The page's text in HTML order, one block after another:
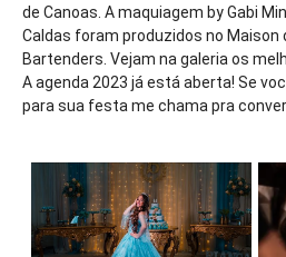
de Canoas. A maquiagem by Gabi
Caldas foram produzidos no Maison
Bartenders. Vejam na galeria os
A agenda 2023 já está aberta! Se
para sua festa me chama pra